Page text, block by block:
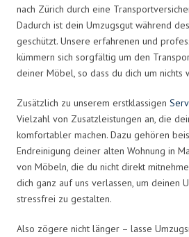
nach Zürich durch eine
Dadurch ist dein Umzugsgut während
geschützt. Unsere erfahrenen und
kümmern sich sorgfältig um den
deiner Möbel, so dass du dich um nichts
Zusätzlich zu unserem erstklassigen
Vielzahl von Zusatzleistungen an, die
komfortabler machen. Dazu gehören
Endreinigung deiner alten Wohnung in
von Möbeln, die du nicht direkt
dich ganz auf uns verlassen, um deinen
stressfrei zu gestalten.
Also zögere nicht länger – lasse